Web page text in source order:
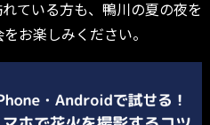
ている方も、鴨川の夏の夜を
お楽しみください。